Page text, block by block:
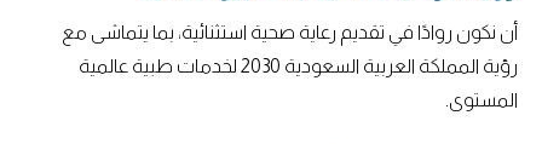
أن نكون روادًا في تقديم رعاية صحية استثنائية، بما يتماشى مع
رؤية المملكة العربية السعودية 2030 لخدمات طبية عالمية
المستوى.